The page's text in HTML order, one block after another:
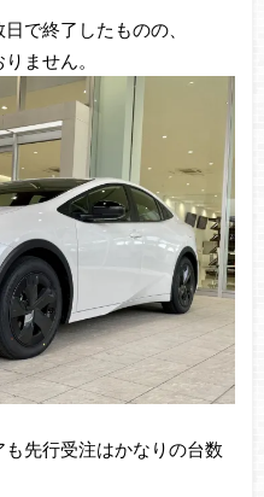
で終了したものの、
ません。
先行受注はかなりの台数